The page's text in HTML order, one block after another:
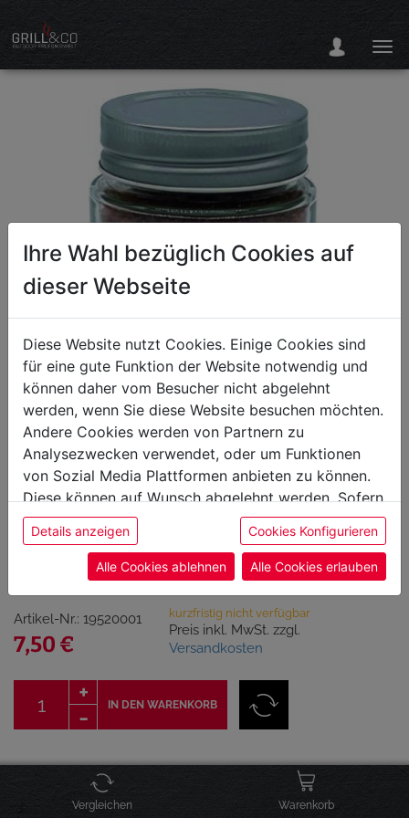
Original Beer Can Chicken
Gewürz by Grill & Co
Artikel-Nr.: 19520001
7,50 €
kurzfristig nicht verfügbar
Preis inkl. MwSt. zzgl.
Versandkosten
IN DEN WARENKORB
Click & Collect Verfügbarkeit
Vergleichen Warenkorb
Ihre Wahl bezüglich Cookies auf
dieser Webseite
Diese Website nutzt Cookies. Einige Cookies sind
für eine gute Funktion der Website notwendig und
können daher vom Besucher nicht abgelehnt
werden, wenn Sie diese Website besuchen möchten.
Andere Cookies werden von Partnern zu
Analysezwecken verwendet, oder um Funktionen
von Sozial Media Plattformen anbieten zu können.
Diese können auf Wunsch abgelehnt werden. Sofern
sie unsere Webseite weiter nutzen, geben Sie
Einwilligung zu unseren Cookies.
Details anzeigen Cookies Konfigurieren
Alle Cookies ablehnen Alle Cookies erlauben